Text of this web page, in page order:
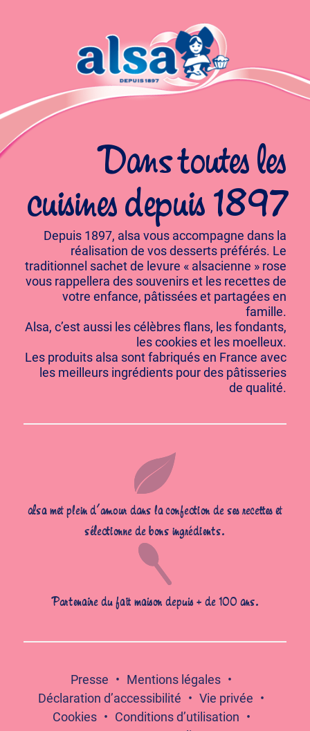
alsa met plein d’amour dans la confection de ses recettes et
sélectionne de bons ingrédients.
Partenaire du fait maison depuis + de 100 ans.
Dans toutes les
cuisines depuis 1897
Depuis 1897, alsa vous accompagne dans la
réalisation de vos desserts préférés. Le
traditionnel sachet de levure « alsacienne » rose
vous rappellera des souvenirs et les recettes de
votre enfance, pâtissées et partagées en
famille.
Alsa, c’est aussi les célèbres flans, les fondants,
les cookies et les moelleux.
Les produits alsa sont fabriqués en France avec
les meilleurs ingrédients pour des pâtisseries
de qualité.
Presse
Mentions légales
Déclaration d’accessibilité
Vie privée
Cookies
Conditions d’utilisation